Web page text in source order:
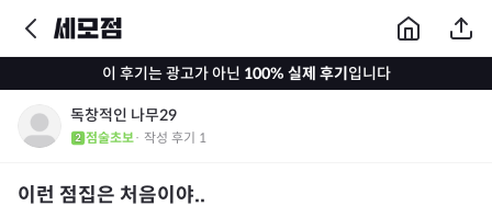
이 후기는 광고가 아닌 100% 실제 후기입니다
독창적인 나무29
점술초보· 작성 후기 1
이런 점집은 처음이야..